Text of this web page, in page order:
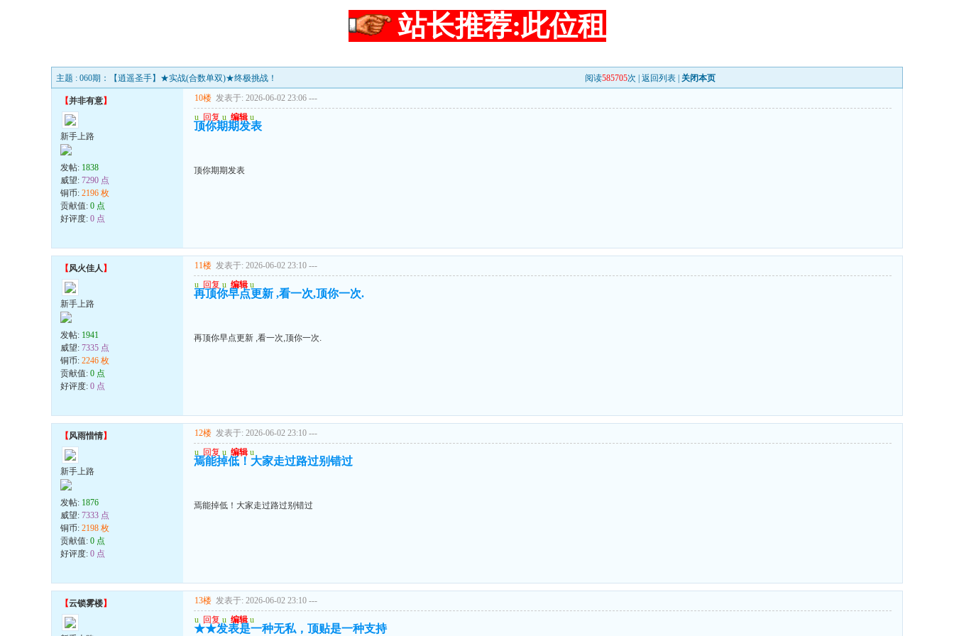
站长推荐:此位租
主题 : 060期：【逍遥圣手】★实战(合数单双)★终极挑战！ 阅读585705次 | 返回列表 关闭本页
【并非有意】
新手上路
发帖: 1838
威望: 7290 点
铜币: 2196 枚
贡献值: 0 点
好评度: 0 点
10楼 发表于: 2026-06-02 23:06 ---
u 回复 u 编辑 u
顶你期期发表
顶你期期发表
【风火佳人 】
新手上路
发帖: 1941
威望: 7335 点
铜币: 2246 枚
贡献值: 0 点
好评度: 0 点
11楼 发表于: 2026-06-02 23:10 ---
u 回复 u 编辑 u
再顶你早点更新 ,看一次,顶你一次.
再顶你早点更新 ,看一次,顶你一次.
【风雨惜情】
新手上路
发帖: 1876
威望: 7333 点
铜币: 2198 枚
贡献值: 0 点
好评度: 0 点
12楼 发表于: 2026-06-02 23:10 ---
u 回复 u 编辑 u
焉能掉低！大家走过路过别错过
焉能掉低！大家走过路过别错过
【云锁雾楼】 13楼 发表于: 2026-06-02 23:10 ---
u 回复 u 编辑 u
★★发表是一种无私，顶贴是一种支持